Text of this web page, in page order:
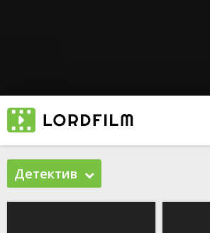
Детектив